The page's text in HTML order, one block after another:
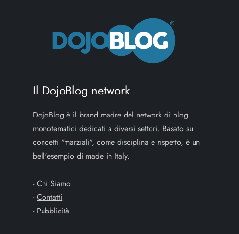
Il DojoBlog network
DojoBlog è il brand madre del network di blog
monotematici dedicati a diversi settori. Basato su
concetti "marziali", come disciplina e rispetto, è un
bell'esempio di made in Italy.
-Chi Siamo
-Contatti
- Pubblicità